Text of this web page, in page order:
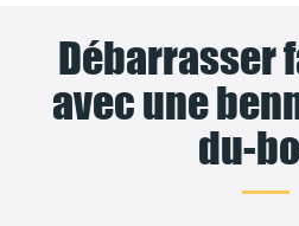
Débarrasser
avec une
du-